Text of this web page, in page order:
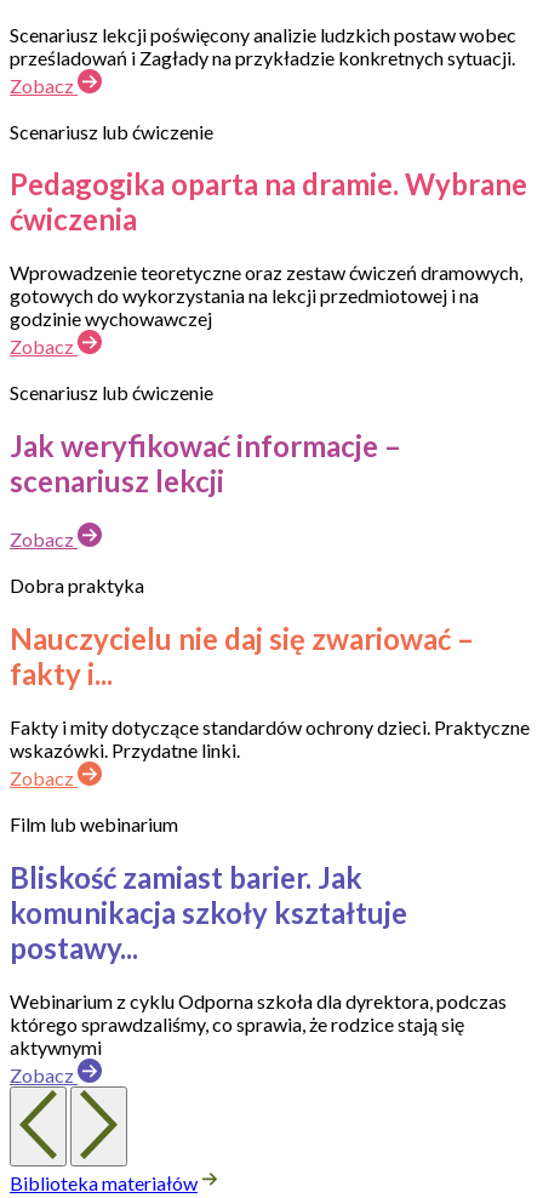
Scenariusz lekcji poświęcony analizie ludzkich postaw wobec
prześladowań i Zagłady na przykładzie konkretnych sytuacji.
Zobacz
Scenariusz lub ćwiczenie
Pedagogika oparta na dramie. Wybrane
ćwiczenia
Wprowadzenie teoretyczne oraz zestaw ćwiczeń dramowych,
gotowych do wykorzystania na lekcji przedmiotowej i na
godzinie wychowawczej
Zobacz
Scenariusz lub ćwiczenie
Jak weryfikować informacje –
scenariusz lekcji
Zobacz
Dobra praktyka
Nauczycielu nie daj się zwariować –
fakty i...
Fakty i mity dotyczące standardów ochrony dzieci. Praktyczne
wskazówki. Przydatne linki.
Zobacz
Film lub webinarium
Bliskość zamiast barier. Jak
komunikacja szkoły kształtuje
postawy...
Webinarium z cyklu Odporna szkoła dla dyrektora, podczas
którego sprawdzaliśmy, co sprawia, że rodzice stają się
aktywnymi
Zobacz
Biblioteka materiałów